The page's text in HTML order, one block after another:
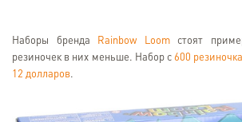
Наборы бренда Rainbow Loomстоят
резиночек в них меньше. Набор с600
12 долларов.